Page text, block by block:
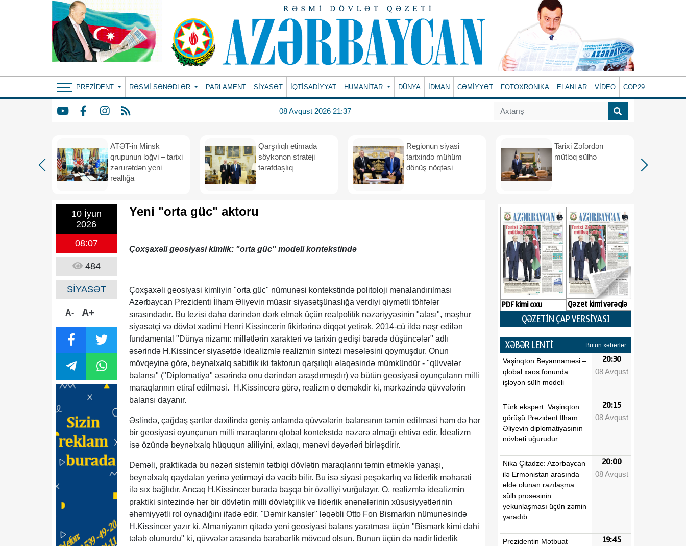
PREZIDENT RƏSMI SƏNƏDLƏR PARLAMENT SİYASƏT İQTİSADİYYAT HUMANITAR DÜNYA İDMAN CƏMİYYƏT FOTOXRONIKA ELANLAR VİDEO COP29
08 Avqust 2026 21:37
ATƏT-in Minsk
qrupunun ləğvi – tarixi
zərurətdən yeni
reallığa
Qarşılıqlı etimada
söykənən strateji
tərəfdaşlıq
Regionun siyasi
tarixində mühüm
dönüş nöqtəsi
Tarixi Zəfərdən
mütləq sülhə
10 İyun
2026
08:07
484
SİYASƏT
A- A+
Yeni "orta güc" aktoru
Çoxşaxəli geosiyasi kimlik: "orta güc" modeli kontekstində
Çoxşaxəli geosiyasi kimliyin "orta güc" nümunəsi kontekstində politoloji mənalandırılması
Azərbaycan Prezidenti İlham Əliyevin müasir siyasətşünaslığa verdiyi qiymətli töhfələr
sırasındadır. Bu tezisi daha dərindən dərk etmək üçün realpolitik nəzəriyyəsinin "atası", məşhur
siyasətçi və dövlət xadimi Henri Kissincerin fikirlərinə diqqət yetirək. 2014-cü ildə nəşr edilən
fundamental "Dünya nizamı: millətlərin xarakteri və tarixin gedişi barədə düşüncələr" adlı
əsərində H.Kissincer siyasətdə idealizmlə realizmin sintezi məsələsini qoymuşdur. Onun
mövqeyinə görə, beynəlxalq sabitlik iki faktorun qarşılıqlı əlaqəsində mümkündür - "qüvvələr
balansı" ("Diplomatiya" əsərində onu dərindən araşdırmışdır) və bütün geosiyasi oyunçuların milli
maraqlarının etiraf edilməsi. H.Kissincerə görə, realizm o deməkdir ki, mərkəzində qüvvələrin
balansı dayanır.
Əslində, çağdaş şərtlər daxilində geniş anlamda qüvvələrin balansının təmin edilməsi həm də hər
bir geosiyasi oyunçunun milli maraqlarını qlobal kontekstdə nəzərə almağı ehtiva edir. İdealizm
isə özündə beynəlxalq hüququn aliliyini, əxlaqı, mənəvi dəyərləri birləşdirir.
Deməli, praktikada bu nəzəri sistemin tətbiqi dövlətin maraqlarını təmin etməklə yanaşı,
beynəlxalq qaydaları yerinə yetirməyi də vacib bilir. Bu isə siyasi peşəkarlıq və liderlik məharəti
ilə sıx bağlıdır. Ancaq H.Kissincer burada başqa bir özəlliyi vurğulayır. O, realizmlə idealizmin
praktiki sintezində hər bir dövlətin milli dövlətçilik və liderlik ənənələrinin xüsusiyyətlərinin
əhəmiyyətli rol oynadığını ifadə edir. "Dəmir kansler" ləqəbli Otto Fon Bismarkın nümunəsində
H.Kissincer yazır ki, Almaniyanın qitədə yeni geosiyasi balans yaratması üçün "Bismark kimi dahi
tələb olunurdu" ki, qüvvələr arasında bərabərlik mövcud olsun. Bunun üçün də nadir liderlik
PDF kimi oxu Qəzet kimi vərəqlə
QƏZETİN ÇAP VERSİYASI
XƏBƏR LENTİ Bütün xəbərlər
Vaşinqton Bəyannaməsi –
qlobal xaos fonunda
işləyən sülh modeli
20:30
08 Avqust
Türk ekspert: Vaşinqton
görüşü Prezident İlham
Əliyevin diplomatiyasının
növbəti uğurudur
20:15
08 Avqust
Nika Çitadze: Azərbaycan
ilə Ermənistan arasında
əldə olunan razılaşma
sülh prosesinin
yekunlaşması üçün zəmin
yaradıb
20:00
08 Avqust
Prezidentin Mətbuat
19:45